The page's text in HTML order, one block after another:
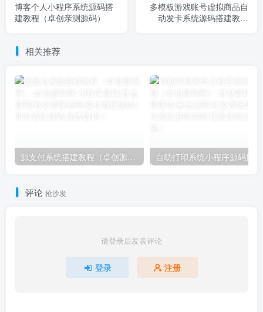
博客个人小程序系统源码搭
建教程（卓创亲测源码）
多模板游戏账号虚拟商品自
动发卡系统源码搭建教程
相关推荐
源支付系统搭建教程（卓创源码网）
评论 抢沙发
请登录后发表评论
登录 注册